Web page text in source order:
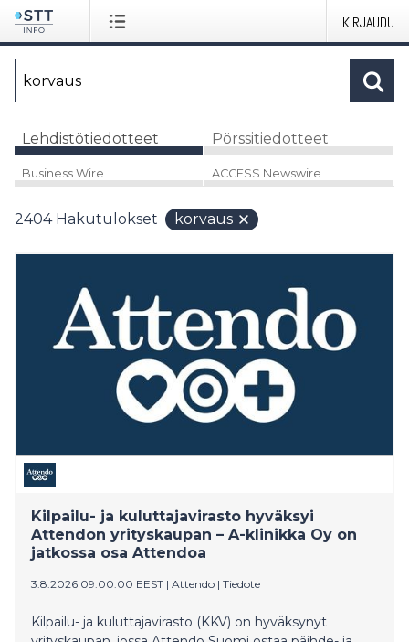
KIRJAUDU
Lehdistötiedotteet Pörssitiedotteet
Business Wire ACCESS Newswire
2404 Hakutulokset korvaus
Kilpailu- ja kuluttajavirasto hyväksyi
Attendon yrityskaupan – A-klinikka Oy on
jatkossa osa Attendoa
3.8.2026 09:00:00 EEST | Attendo | Tiedote
Kilpailu- ja kuluttajavirasto (KKV) on hyväksynyt